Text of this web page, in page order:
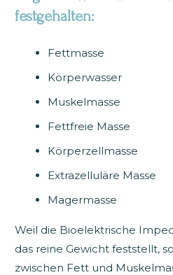
festgehalten:
Fettmasse
Körperwasser
Muskelmasse
Fettfreie Masse
Körperzellmasse
Extrazelluläre Masse
Magermasse
Weil die Bioelektrische
das reine Gewicht feststellt,
zwischen Fett und